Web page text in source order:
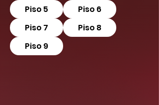
Piso 5
Piso 6
Piso 7
Piso 8
Piso 9